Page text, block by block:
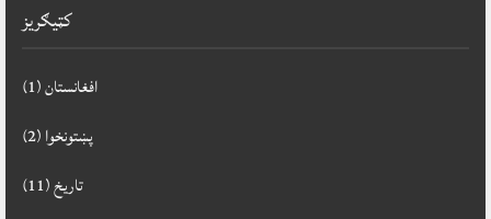
کټيګريز
افغانستان(1)
پښتونخوا(2)
تاريخ(11)